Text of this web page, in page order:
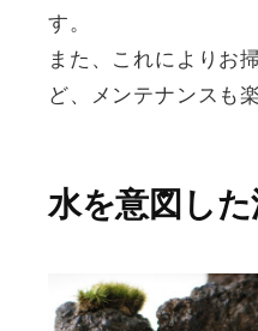
す。
また、これによりお
ど、メンテナンスも
水を意図し